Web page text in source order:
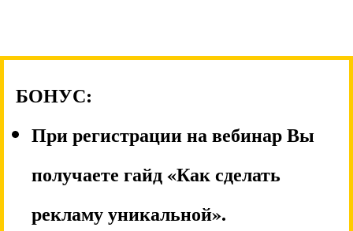
БОНУС:
При регистрации на вебинар Вы
получаете гайд «Как сделать
рекламу уникальной».